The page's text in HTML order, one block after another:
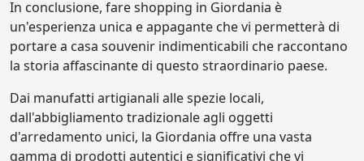
In conclusione, fare shopping in Giordania è
un'esperienza unica e appagante che vi permetterà di
portare a casa souvenir indimenticabili che raccontano
la storia affascinante di questo straordinario paese.
Dai manufatti artigianali alle spezie locali,
dall'abbigliamento tradizionale agli oggetti
d'arredamento unici, la Giordania offre una vasta
gamma di prodotti autentici e significativi che vi